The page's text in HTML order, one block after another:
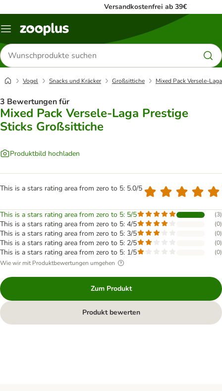
Versandkostenfrei ab 39€
Menü
Produkte
suchen
Vogel Snacks und Kräcker Großsittiche Mixed Pack Versele-
3 Bewertungen für
Mixed Pack Versele-Laga Prestige
Sticks Großsittiche
Produktbild hochladen
This is a stars rating area from zero to 5: 5.0/5
This is a stars rating area from zero to 5: 5/5 (3)
This is a stars rating area from zero to 5: 4/5 (0)
This is a stars rating area from zero to 5: 3/5 (0)
This is a stars rating area from zero to 5: 2/5 (0)
This is a stars rating area from zero to 5: 1/5 (0)
Wie wir mit Produktbewertungen umgehen
Zum Produkt
Produkt bewerten